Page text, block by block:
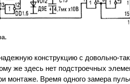
конструкцию с довольно-
же здесь нет подстроечных
монтаже. Время одного замера